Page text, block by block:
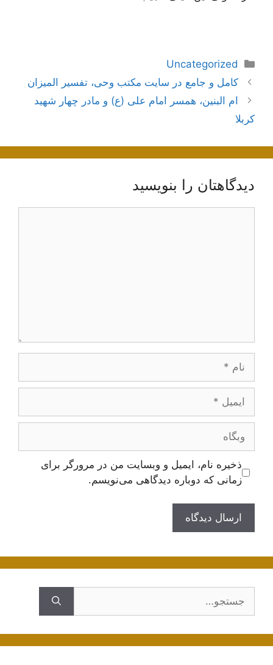
دسته‌ها
Uncategorized
ناوبری
نوشته‌ها
کامل و جامع در سایت مکتب وحی، تفسیر المیزان
ام البنین، همسر امام علی (ع) و مادر چهار شهید
کربلا
دیدگاهتان را بنویسید
ایمیل
وبگاه
ذخیره نام، ایمیل و وبسایت من در مرورگر برای
زمانی که دوباره دیدگاهی می‌نویسم.